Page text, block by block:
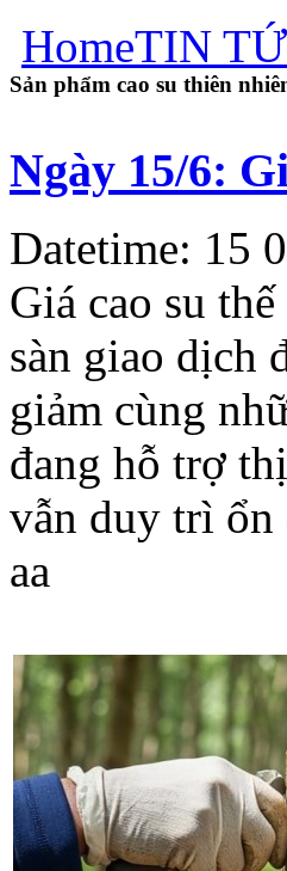
HomeTIN
Sản phẩm cao su thiên
Ngày 15/6:
Datetime: 15
Giá cao su
sàn giao dịch
giảm cùng
đang hỗ trợ
vẫn duy trì ổn
aa